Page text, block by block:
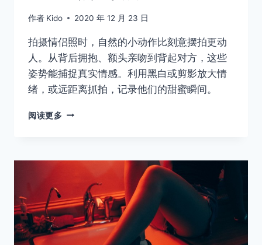
作者 Kido 2020 年 12 月 23 日
拍摄情侣照时，自然的小动作比刻意摆拍更动
人。从背后拥抱、额头亲吻到背起对方，这些
姿势能捕捉真实情感。利用黑白或剪影放大情
绪，或远距离抓拍，记录他们的甜蜜瞬间。
阅读更多 拍
的